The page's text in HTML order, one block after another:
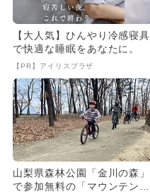
【大人気】ひんやり冷感寝具
で快適な睡眠をあなたに。
【PR】アイリスプラザ
山梨県森林公園「金川の森」
で参加無料の「マウンテンバ